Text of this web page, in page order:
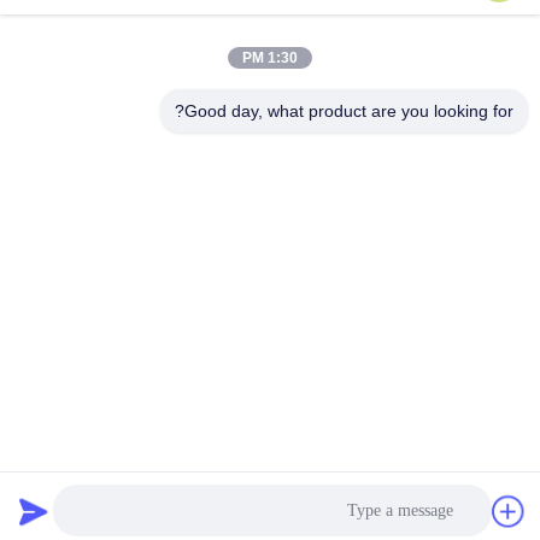
1:30 PM
Good day, what product are you looking for?